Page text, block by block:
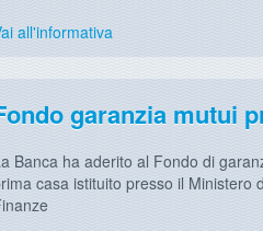
all'informativa
garanzia mutui
Banca ha aderito al Fondo di
casa istituito presso il Ministero